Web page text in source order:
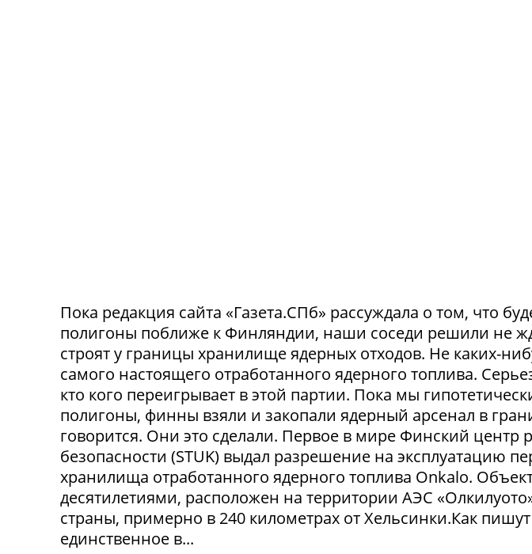
Пока редакция сайта «Газета.СПб» рассуждала о том, что
полигоны поближе к Финляндии, наши соседи решили не
строят у границы хранилище ядерных отходов. Не каких-
самого настоящего отработанного ядерного топлива.
кто кого переигрывает в этой партии. Пока мы
полигоны, финны взяли и закопали ядерный арсенал в
говорится. Они это сделали. Первое в мире Финский центр
безопасности (STUK) выдал разрешение на эксплуатацию
хранилища отработанного ядерного топлива Onkalo.
десятилетиями, расположен на территории АЭС
страны, примерно в 240 километрах от Хельсинки.Как
единственное в...